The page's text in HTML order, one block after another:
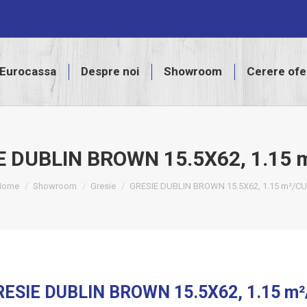
Eurocassa Despre noi Showroom Cerere
DUBLIN BROWN 15.5X62, 1.15
are here:
Showroom Gresie GRESIE DUBLIN BROWN 15.5X62, 1.15 m²/
DUBLIN BROWN 15.5X62, 1.15
Despre noi Showroom Cerere ofertă